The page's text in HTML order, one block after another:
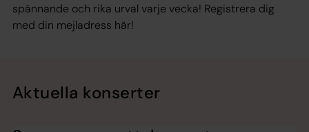
spännande och rika urval varje vecka! Registrera dig
med din mejladress här!
Aktuella konserter